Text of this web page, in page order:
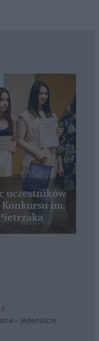
uczestników
im.
– jedenaście